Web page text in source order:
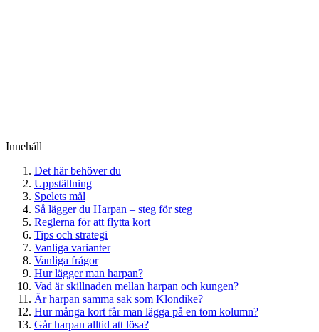
Innehåll
Det här behöver du
Uppställning
Spelets mål
Så lägger du Harpan – steg för steg
Reglerna för att flytta kort
Tips och strategi
Vanliga varianter
Vanliga frågor
Hur lägger man harpan?
Vad är skillnaden mellan harpan och kungen?
Är harpan samma sak som Klondike?
Hur många kort får man lägga på en tom kolumn?
Går harpan alltid att lösa?